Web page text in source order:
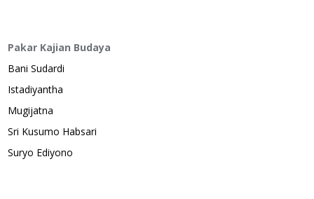
Pakar Kajian Budaya
Bani Sudardi
Istadiyantha
Mugijatna
Sri Kusumo Habsari
Suryo Ediyono